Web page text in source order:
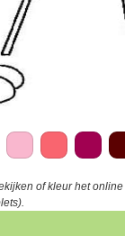
of kleur het online